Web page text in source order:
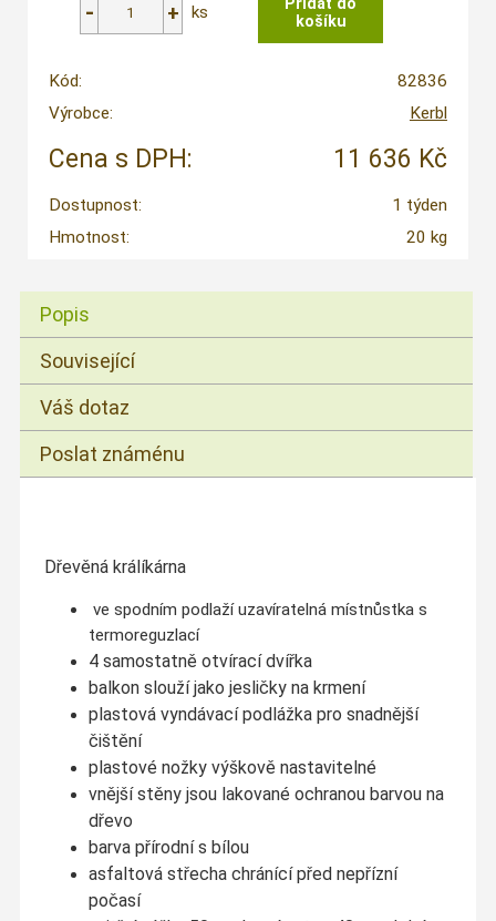
ks
Kód:
82836
Výrobce:
Kerbl
Cena s DPH: 11 636 Kč
Dostupnost:
1 týden
Hmotnost:
20 kg
Popis
Související
Váš dotaz
Poslat známénu
Dřevěná králíkárna
ve spodním podlaží uzavíratelná místnůstka s
termoreguzlací
4 samostatně otvírací dvířka
balkon slouží jako jesličky na krmení
plastová vyndávací podlážka pro snadnější
čištění
plastové nožky výškově nastavitelné
vnější stěny jsou lakované ochranou barvou na
dřevo
barva přírodní s bílou
asfaltová střecha chránící před nepřízní
počasí